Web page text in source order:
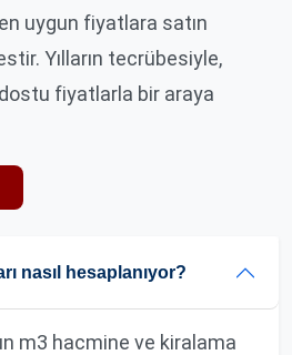
uygun fiyatlara satın
Yılların tecrübesiyle,
fiyatlarla bir araya
nasıl hesaplanıyor?
m3 hacmine ve kiralama